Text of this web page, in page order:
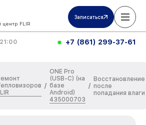
FLIR
Записаться
21:00 +7 (861) 299-37-61
/
ONE Pro
(USB-C) (на
базе
Android)
435000703
/
Восстановление
после
попадания влаги